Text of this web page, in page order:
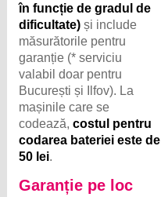
în funcție de gradul de
dificultate) și include
măsurătorile pentru
garanție (* serviciu
valabil doar pentru
București și Ilfov). La
mașinile care se
codează,costul pentru
codarea bateriei este de
50 lei.
Garanție pe loc